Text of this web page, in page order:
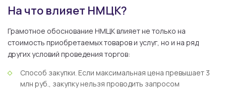
На что влияет НМЦК?
Грамотное обоснование НМЦК влияет не только на
стоимость приобретаемых товаров и услуг, но и на ряд
других условий проведения торгов:
Способ закупки. Если максимальная цена превышает 3
млн руб., закупку нельзя проводить запросом